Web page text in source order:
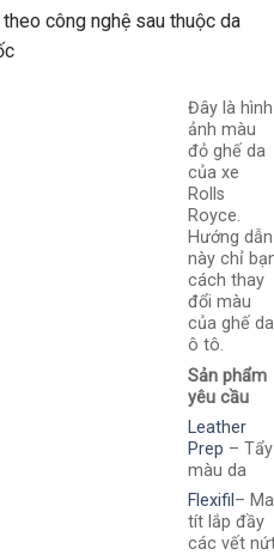
công nghệ sau thuộc da
Đây là hình
ảnh màu
đỏ ghế da
của xe
Rolls
Royce.
Hướng dẫn
này chỉ
cách thay
đổi màu
của ghế da
ô tô.
Sản phẩm
yêu cầu
Leather
Prep – Tẩy
màu da
Flexifil – Ma
tít lắp đầy
các vết